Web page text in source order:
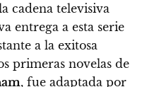
cadena televisiva
entrega a esta serie
a la exitosa
primeras novelas de
, fue adaptada por